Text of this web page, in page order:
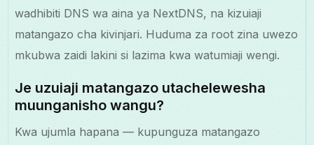
wadhibiti DNS wa aina ya NextDNS, na kizuiaji
matangazo cha kivinjari. Huduma za root zina uwezo
mkubwa zaidi lakini si lazima kwa watumiaji wengi.
Je uzuiaji matangazo utachelewesha
muunganisho wangu?
Kwa ujumla hapana — kupunguza matangazo